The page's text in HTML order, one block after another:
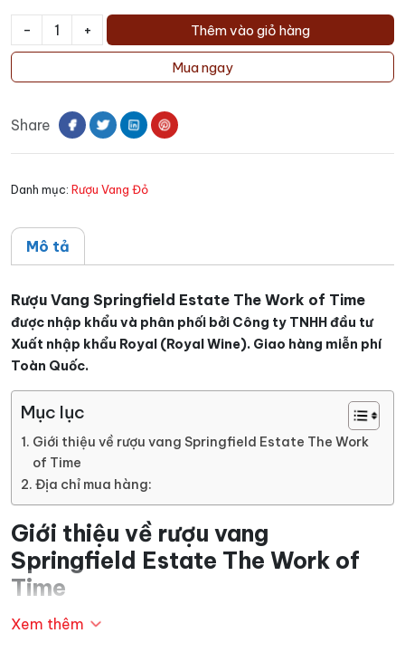
-
Rượu
Springfield
The
Time
+ Thêm vào giỏ hàng
Mua ngay
Share
Danh mục: Rượu Vang Đỏ
Mô tả
Rượu Vang Springfield Estate The Work of Time
được nhập khẩu và phân phối bởi Công ty TNHH đầu tư
Xuất nhập khẩu Royal (Royal Wine). Giao hàng miễn phí
Toàn Quốc.
Mục lục
Giới thiệu về rượu vang Springfield Estate The Work
of Time
Địa chỉ mua hàng:
Giới thiệu về rượu vang
Springfield Estate The Work of
Time
Với mục tiêu là sản xuất ra thị trường một loại rượu
Xem thêm